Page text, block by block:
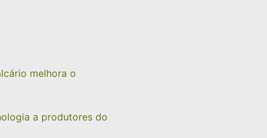
melhora o
a produtores do